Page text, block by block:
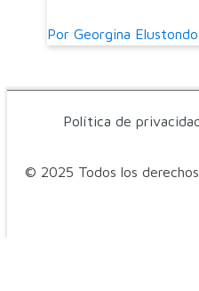
Por Georgina Elustondo
© 2025 Todos los
Política de